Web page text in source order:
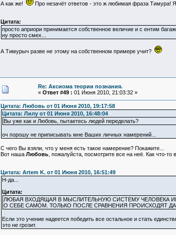
А как же! Про незачёт ответов - это ж любимая фраза Тимура!
Цитата:
просто априори принимается собственное величие и с ентим
ну просто смех...
А Тимурыч разве не этому на собственном примере учит?
Re: Аксиома теории познания.
« Ответ #49 : 01 Июня 2010, 21:03:32 »
Цитата: Любовь от 01 Июня 2010, 19:17:58
Цитата: Лилу от 01 Июня 2010, 16:48:04
Вы уже как и Любовь, пытаетесь людей переделать?
оч порошу не приписывать мне Ваших личных намерений...
С чего Вы взяли, что у меня есть такое намерение? Покажите...
Вот наша Любовь, пожалуйста, посмотрите все на неё. Как что-то
Цитата: Artem K. от 01 Июня 2010, 16:51:49
Н-да...
Цитата:
ЛЮБАЯ ВХОДЯЩАЯ В МЫСЛИТЕЛЬНУЮ СИСТЕМУ ЧЕЛОВЕКА
О СЕБЕ САМОМ. ТОЛЬКО ПОСЛЕ СРАВНЕНИЯ ПРОИСХОДЯТ
Если это учение надеется победить все остальное и стать
это не грозит.